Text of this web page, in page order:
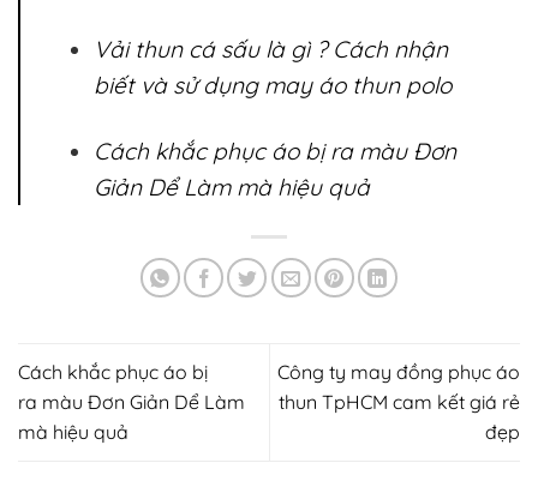
Vải thun cá sấu là gì ? Cách nhận
biết và sử dụng may áo thun polo
Cách khắc phục áo bị ra màu Đơn
Giản Dể Làm mà hiệu quả
Cách khắc phục áo bị
ra màu Đơn Giản Dể Làm
mà hiệu quả
Công ty may đồng phục áo
thun TpHCM cam kết giá rẻ
đẹp